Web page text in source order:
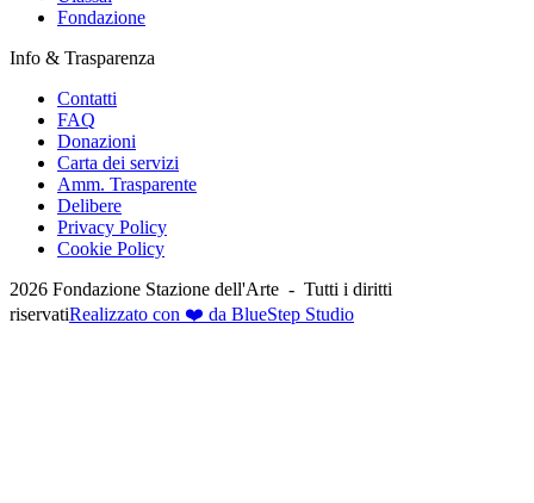
Fondazione
Info & Trasparenza
Contatti
FAQ
Donazioni
Carta dei servizi
Amm. Trasparente
Delibere
Privacy Policy
Cookie Policy
2026 Fondazione Stazione dell'Arte - Tutti i diritti
riservatiRealizzato con ❤️ da BlueStep Studio